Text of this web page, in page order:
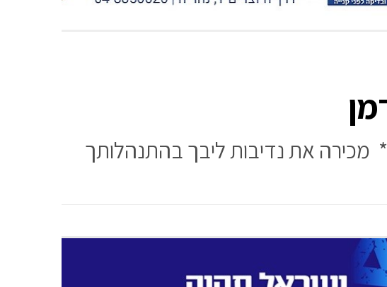
מכירה את נדיבות ליבך בהתנהלותך